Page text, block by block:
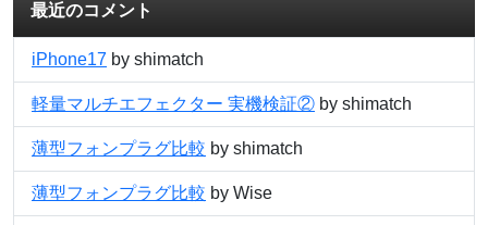
最近のコメント
iPhone17 by shimatch
軽量マルチエフェクター 実機検証② by shimatch
薄型フォンプラグ比較 by shimatch
薄型フォンプラグ比較 by Wise